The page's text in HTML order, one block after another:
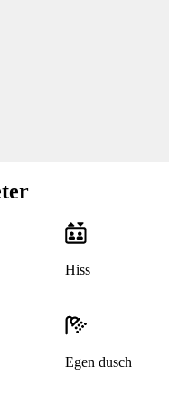
Hiss
Egen dusch